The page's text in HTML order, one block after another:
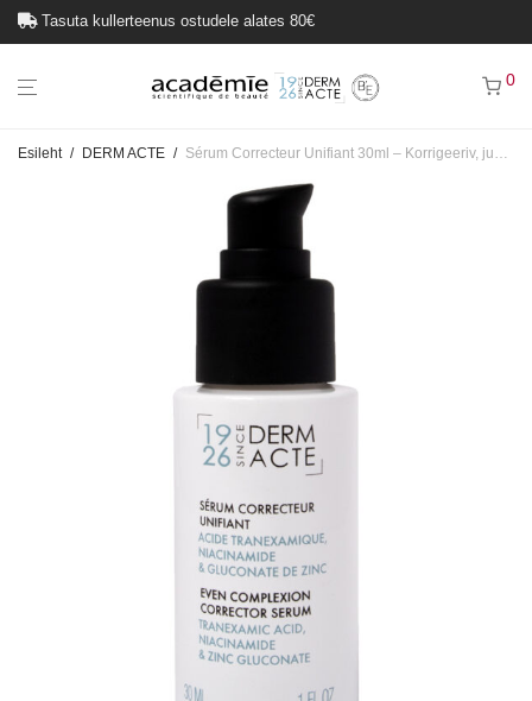
Tasuta kullerteenus ostudele alates 80€
0
Esileht / DERM ACTE / Sérum Correcteur Unifiant 30ml – Korrigeeriv, jumet ühtlustav seerum